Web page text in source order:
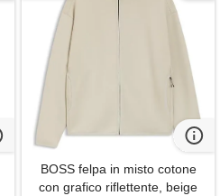
BOSS felpa in misto cotone
con grafico riflettente, beige